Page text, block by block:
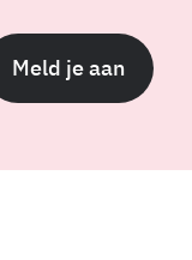
Meld je aan